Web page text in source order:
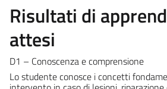
Risultati di
attesi
D1 – Conoscenza e comprensione
Lo studente conosce i concetti